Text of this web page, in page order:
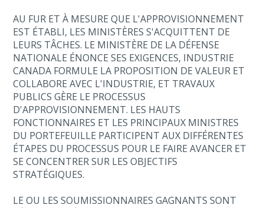
AU FUR ET À MESURE QUE L'APPROVISIONNEMENT
EST ÉTABLI, LES MINISTÈRES S'ACQUITTENT DE
LEURS TÂCHES. LE MINISTÈRE DE LA DÉFENSE
NATIONALE ÉNONCE SES EXIGENCES, INDUSTRIE
CANADA FORMULE LA PROPOSITION DE VALEUR ET
COLLABORE AVEC L'INDUSTRIE, ET TRAVAUX
PUBLICS GÈRE LE PROCESSUS
D'APPROVISIONNEMENT. LES HAUTS
FONCTIONNAIRES ET LES PRINCIPAUX MINISTRES
DU PORTEFEUILLE PARTICIPENT AUX DIFFÉRENTES
ÉTAPES DU PROCESSUS POUR LE FAIRE AVANCER ET
SE CONCENTRER SUR LES OBJECTIFS
STRATÉGIQUES.
LE OU LES SOUMISSIONNAIRES GAGNANTS SONT